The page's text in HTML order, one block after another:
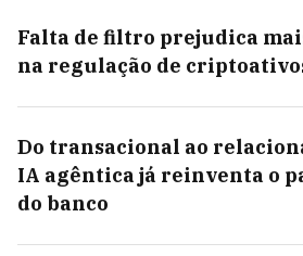
Falta de filtro prejudica
na regulação de
Do transacional ao
IA agêntica já reinventa o
do banco